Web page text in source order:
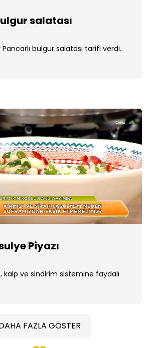
salatası
bulgur salatası tarifi verdi.
Piyazı
kalp ve sindirim sistemine faydalı
FAZLA GÖSTER